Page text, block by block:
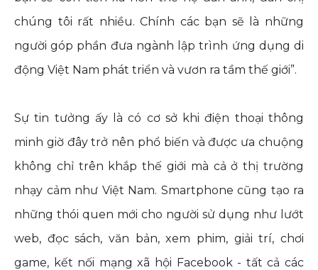
chúng tôi rất nhiều. Chính các bạn sẽ là những
người góp phần đưa ngành lập trình ứng dụng di
động Việt Nam phát triển và vươn ra tầm thế giới”.
Sự tin tưởng ấy là có cơ sở khi điện thoại thông
minh giờ đây trở nên phổ biến và được ưa chuộng
không chỉ trên khắp thế giới mà cả ở thị trường
nhạy cảm như Việt Nam. Smartphone cũng tạo ra
những thói quen mới cho người sử dụng như lướt
web, đọc sách, văn bản, xem phim, giải trí, chơi
game, kết nối mạng xã hội Facebook - tất cả các